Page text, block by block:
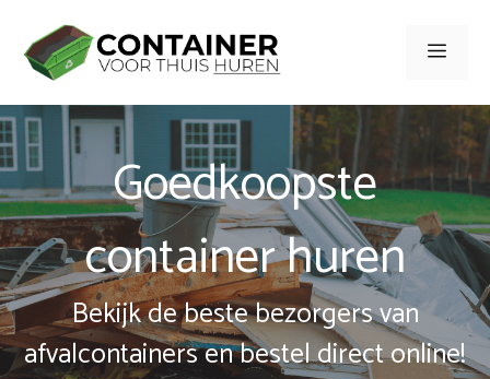
naar
inhoud
Menu
Goedkoopste
container huren
Bekijk de beste bezorgers van
afvalcontainers en bestel direct online!